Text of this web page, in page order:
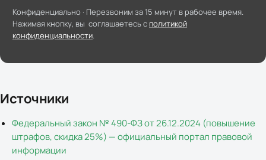
Конфиденциально · Перезвоним за 15 минут в рабочее время.
Нажимая кнопку, вы соглашаетесь с политикой
конфиденциальности.
Источники
Федеральный закон № 490-ФЗ от 26.12.2024 (повышение
штрафов, скидка 25%) — официальный портал правовой
информации